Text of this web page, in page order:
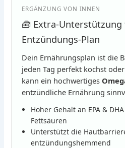
ERGÄNZUNG VON INNEN
🧰 Extra-
Entzündungs-Plan
Dein Ernährungsplan ist die
jeden Tag perfekt kochst
kann ein hochwertiges
entzündliche Ernährung
Hoher Gehalt an EPA &
Fettsäuren
Unterstützt die
entzündungshemmend